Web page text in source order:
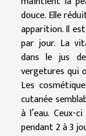
douce. Elle
apparition. Il
par jour. La
dans le jus
vergetures qui
Les
cutanée
à l’eau. Ceux-
pendant 2 à 3